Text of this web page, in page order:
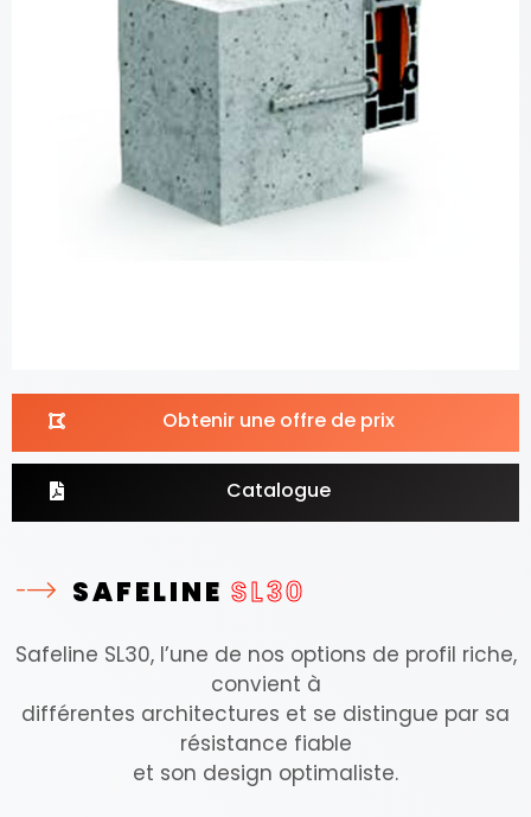
Obtenir une offre de prix
Catalogue
SAFELINESL30
Safeline SL30, l’une de nos options de profil riche,
convient à
différentes architectures et se distingue par sa
résistance fiable
et son design optimaliste.